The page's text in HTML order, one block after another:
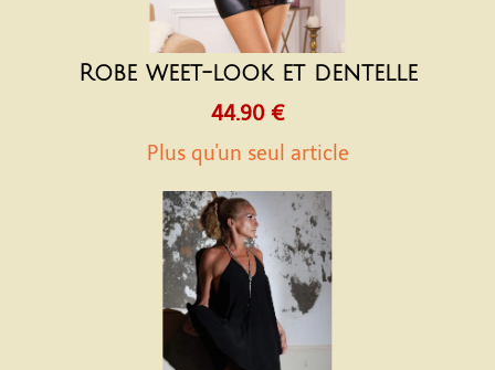
Robe weet-look et dentelle
44.90 €
Plus qu'un seul article